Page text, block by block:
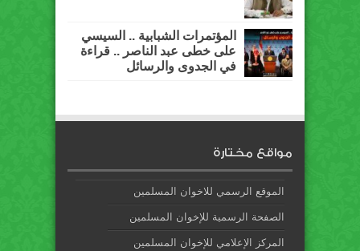
المؤتمرات الشبابية .. السيسي
على خطى عبد الناصر .. قراءة
في الجدوى والرسائل
مواقع مختارة
الموقع الرسمي للاخوان المسلمين
الصفحة الرسمية للإخوان المسلمين
المركز الإعلامي للإخوان المسلمين